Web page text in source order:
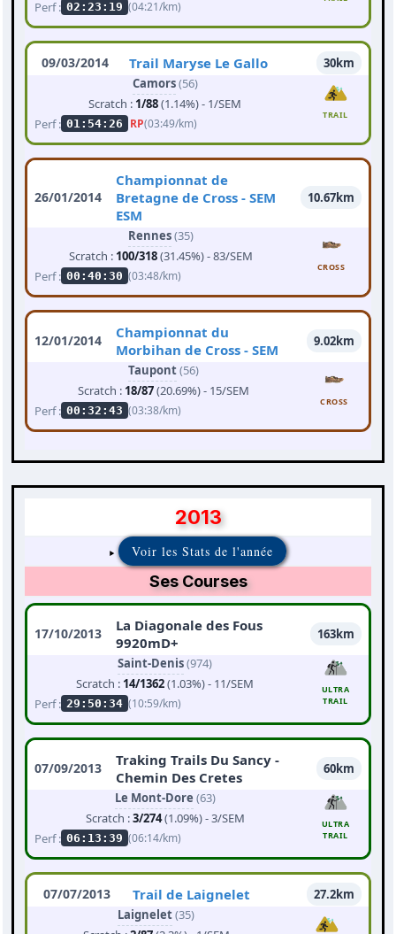
Perf : 02:23:19 (04:21/km)
09/03/2014 Trail Maryse Le Gallo
30km
Camors(56)
Scratch : 1/88(1.14%) - 1/SEM
Perf : 01:54:26 RP(03:49/km)
TRAIL
26/01/2014
Championnat de
Bretagne de Cross - SEM
ESM
10.67km
Rennes(35)
Scratch : 100/318(31.45%) - 83/SEM
Perf : 00:40:30 (03:48/km)
CROSS
12/01/2014
Championnat du
Morbihan de Cross - SEM
9.02km
Taupont(56)
Scratch : 18/87(20.69%) - 15/SEM
Perf : 00:32:43 (03:38/km)
CROSS
2013
Voir les Stats de l'année
Ses Courses
17/10/2013
La Diagonale des Fous
9920mD+
163km
Saint-Denis(974)
Scratch : 14/1362(1.03%) - 11/SEM
Perf : 29:50:34 (10:59/km)
ULTRA
TRAIL
07/09/2013
Traking Trails Du Sancy -
Chemin Des Cretes
60km
Le Mont-Dore (63)
Scratch :3/274(1.09%) - 3/SEM
Perf : 06:13:39 (06:14/km)
ULTRA
TRAIL
07/07/2013 Trail de Laignelet
27.2km
Laignelet(35)